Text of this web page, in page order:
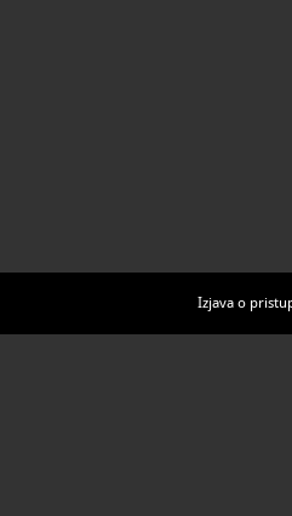
Izjava o